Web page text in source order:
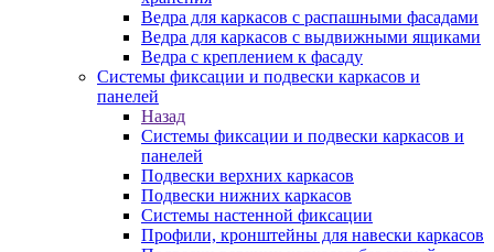
Ведра для каркасов с распашными фасадами
Ведра для каркасов с выдвижными ящиками
Ведра с креплением к фасаду
Системы фиксации и подвески каркасов и
панелей
Назад
Системы фиксации и подвески каркасов и
панелей
Подвески верхних каркасов
Подвески нижних каркасов
Системы настенной фиксации
Профили, кронштейны для навески каркасов